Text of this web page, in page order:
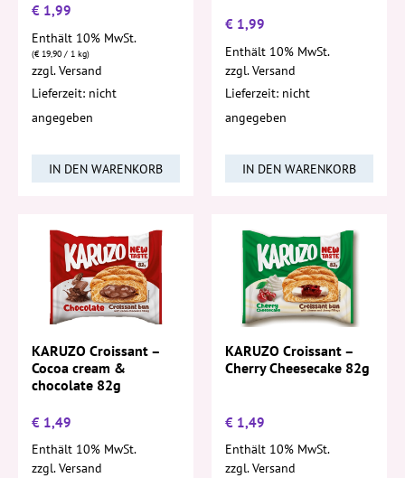
€ 1,99
Enthält 10% MwSt.
(€19,90 / 1 kg)
zzgl.Versand
Lieferzeit: nicht
angegeben
IN DEN WARENKORB
€ 1,99
Enthält 10% MwSt.
zzgl.Versand
Lieferzeit: nicht
angegeben
IN DEN WARENKORB
KARUZO Croissant –
Cocoa cream &
chocolate 82g
€ 1,49
Enthält 10% MwSt.
zzgl.Versand
KARUZO Croissant –
Cherry Cheesecake 82g
€ 1,49
Enthält 10% MwSt.
zzgl.Versand